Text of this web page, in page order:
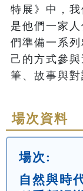
特展》中，
是他們一家
們準備一系
己的方式參
筆、故事與對
場次資料
場次:
自然與時